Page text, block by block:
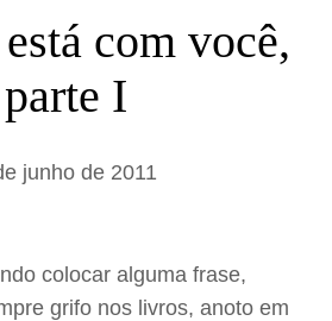
com você,
parte I
junho de 2011
colocar alguma frase,
grifo nos livros, anoto em